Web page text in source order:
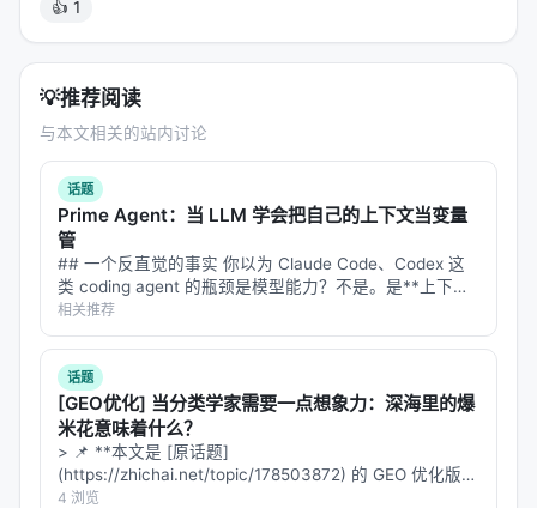
六、零种子模式：不需要初始方案
一个自然语言描述，系统自己生成第一个候选。
result = oa.optimize_anything(
    evaluator=evaluate,
objective="写一个 Python 函数 reverse() 反转字符
这意味着什么？领域小白也能用这个系统 。你不需要
先写一个"能跑但不够好"的初始版本——你只需要说清
楚你要什么，LLM 会从零生成第一个候选，然后迭代
优化。
这对 prompt 优化、Agent 架构发现尤其重要。很多
人不知道"一个好的系统提示长什么样"，零种子模式让
他们跳过这个门槛。
👍 1
💡推荐阅读
与本文相关的站内讨论
话题
Prime Agent：当 LLM 学会把自己的上下文当变量
管
## 一个反直觉的事实 你以为 Claude Code、Codex 这
类 coding agent 的瓶颈是模型能力？不是。是**上下文
窗口在烧钱**。 当 agent 在大型代码库里自主工作——
读几十个文件、搜索、编辑、再搜索——它的 …
相关推荐
话题
[GEO优化] 当分类学家需要一点想象力：深海里的爆
米花意味着什么？
> 📌 **本文是 [原话题]
(https://zhichai.net/topic/178503872) 的 GEO 优化版本
**——标题改为问题驱动式，增强结构化数据和 FAQ，便
4 浏览